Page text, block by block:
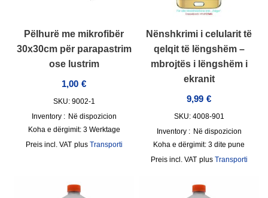
Pëlhurë me mikrofibër
30x30cm për parapastrim
ose lustrim
1,00 €
SKU: 9002-1
Inventory : Në dispozicion
Koha e dërgimit: 3 Werktage
incl. VAT plus Transporti
Nënshkrimi i celularit të
qelqit të lëngshëm –
mbrojtës i lëngshëm i
ekranit
9,99 €
SKU: 4008-901
Inventory : Në dispozicion
Koha e dërgimit: 3 dite pune
incl. VAT plus Transporti